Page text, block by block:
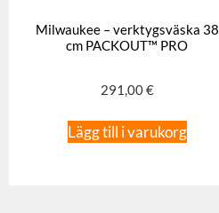
Milwaukee – verktygsväska 38
cm PACKOUT™ PRO
291,00€
Lägg till i varukorg